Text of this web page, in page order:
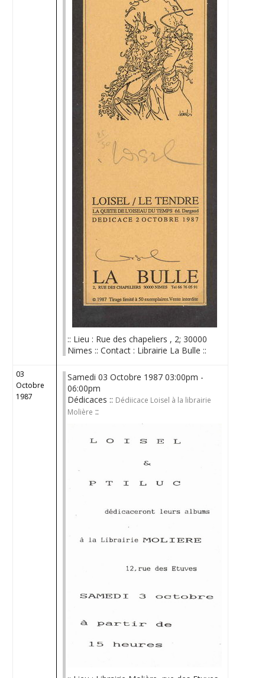
:: Lieu : Rue des chapeliers , 2; 30000
Nimes :: Contact : Librairie La Bulle ::
03
Octobre
1987
Samedi 03 Octobre 1987 03:00pm -
06:00pm
Dédicaces :: Dédiicace Loisel à la librairie
Molière ::